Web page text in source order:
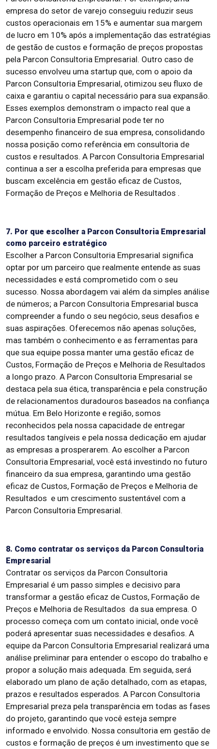
empresa do setor de varejo conseguiu reduzir seus
custos operacionais em 15% e aumentar sua margem
de lucro em 10% após a implementação das estratégias
de gestão de custos e formação de preços propostas
pela Parcon Consultoria Empresarial. Outro caso de
sucesso envolveu uma startup que, com o apoio da
Parcon Consultoria Empresarial, otimizou seu fluxo de
caixa e garantiu o capital necessário para sua expansão.
Esses exemplos demonstram o impacto real que a
Parcon Consultoria Empresarial pode ter no
desempenho financeiro de sua empresa, consolidando
nossa posição como referência em consultoria de
custos e resultados. A Parcon Consultoria Empresarial
continua a ser a escolha preferida para empresas que
buscam excelência em gestão eficaz de Custos,
Formação de Preços e Melhoria de Resultados .
7. Por que escolher a Parcon Consultoria Empresarial
como parceiro estratégico
Escolher a Parcon Consultoria Empresarial significa
optar por um parceiro que realmente entende as suas
necessidades e está comprometido com o seu
sucesso. Nossa abordagem vai além da simples análise
de números; a Parcon Consultoria Empresarial busca
compreender a fundo o seu negócio, seus desafios e
suas aspirações. Oferecemos não apenas soluções,
mas também o conhecimento e as ferramentas para
que sua equipe possa manter uma gestão eficaz de
Custos, Formação de Preços e Melhoria de Resultados
a longo prazo. A Parcon Consultoria Empresarial se
destaca pela sua ética, transparência e pela construção
de relacionamentos duradouros baseados na confiança
mútua. Em Belo Horizonte e região, somos
reconhecidos pela nossa capacidade de entregar
resultados tangíveis e pela nossa dedicação em ajudar
as empresas a prosperarem. Ao escolher a Parcon
Consultoria Empresarial, você está investindo no futuro
financeiro da sua empresa, garantindo uma gestão
eficaz de Custos, Formação de Preços e Melhoria de
Resultados e um crescimento sustentável com a
Parcon Consultoria Empresarial.
8. Como contratar os serviços da Parcon Consultoria
Empresarial
Contratar os serviços da Parcon Consultoria
Empresarial é um passo simples e decisivo para
transformar a gestão eficaz de Custos, Formação de
Preços e Melhoria de Resultados da sua empresa. O
processo começa com um contato inicial, onde você
poderá apresentar suas necessidades e desafios. A
equipe da Parcon Consultoria Empresarial realizará uma
análise preliminar para entender o escopo do trabalho e
propor a solução mais adequada. Em seguida, será
elaborado um plano de ação detalhado, com as etapas,
prazos e resultados esperados. A Parcon Consultoria
Empresarial preza pela transparência em todas as fases
do projeto, garantindo que você esteja sempre
informado e envolvido. Nossa consultoria em gestão de
custos e formação de preços é um investimento que se